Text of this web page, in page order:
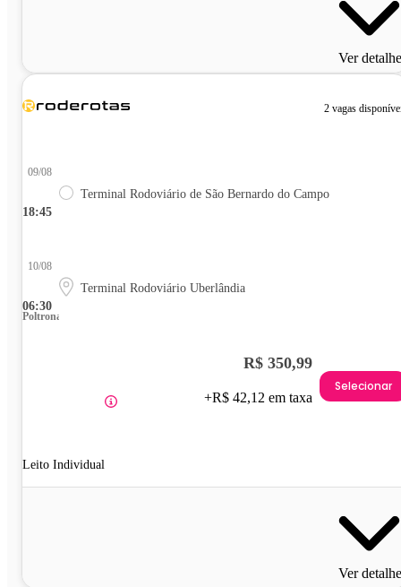
Ver
2 vagas
18:45
09/08
Terminal Rodoviário de São Bernardo do Campo
06:30
10/08
Terminal Rodoviário Uberlândia
Poltrona
Leito Individual
R$ 350,99
+R$ 42,12 em taxa
Selecionar
Ver